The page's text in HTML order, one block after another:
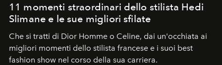
11 momenti straordinari dello stilista Hedi
Slimane e le sue migliori sfilate
Che si tratti di Dior Homme o Celine, dai un'occhiata ai
migliori momenti dello stilista francese e i suoi best
fashion show nel corso della sua carriera.